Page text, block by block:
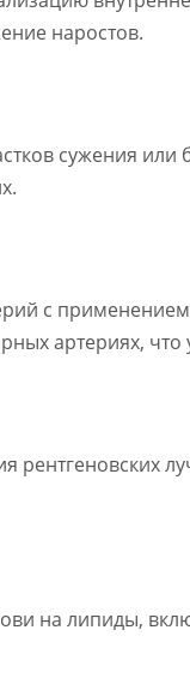
наростов.
сужения
с
артериях,
рентгеновских
на липиды,